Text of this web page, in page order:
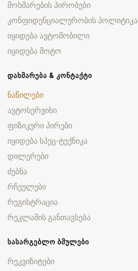
მოხმარების პირობები
კონფიდენციალურობის პოლიტიკა
იყიდება ავტომობილი
იყიდება მოტო
ᲓᲐᲮᲛᲐᲠᲔᲑᲐ & ᲙᲝᲜᲢᲐᲥᲢᲘ
ნაწილები
ავტოსერვისი
ფიზიკური პირები
იყიდება სპეც-ტექნიკა
დილერები
ძებნა
რჩეულები
რეგისტრაცია
რეკლამის განთავსება
ᲡᲐᲡᲐᲠᲒᲔᲑᲚᲝ ᲑᲛᲣᲚᲔᲑᲘ
რეკვიზიტები